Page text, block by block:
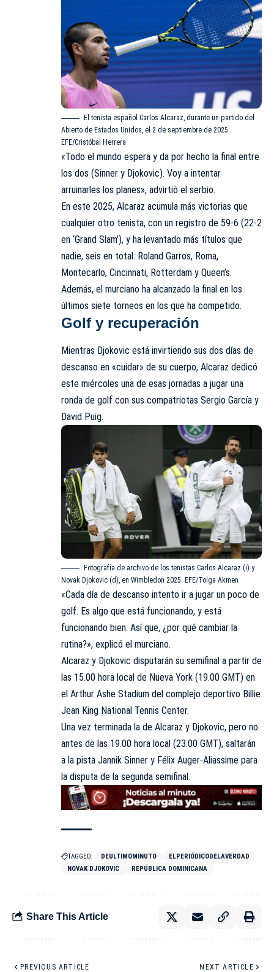
El tenista español Carlos Alcaraz, durante un partido del
Abierto de Estados Unidos, el 2 de septiembre de 2025.
EFE/Cristóbal Herrera
«Todo el mundo espera y da por hecho la final entre
los dos (Sinner y Djokovic). Voy a intentar
arruinarles los planes», advirtió el serbio.
En este 2025, Alcaraz acumula más victorias que
cualquier otro tenista, con un registro de 59-6 (22-2
en ‘Grand Slam’), y ha levantado más títulos que
nadie, seis en total: Roland Garros, Roma,
Montecarlo, Cincinnati, Rotterdam y Queen’s.
Además, el murciano ha alcanzado la final en los
últimos siete torneos en los que ha competido.
Golf y recuperación
Mientras Djokovic está invirtiendo sus dos días de
descanso en «cuidar» de su cuerpo, Alcaraz dedicó
este miércoles una de esas jornadas a jugar una
ronda de golf con sus compatriotas Sergio García y
David Puig.
Fotografía de archivo de los tenistas Carlos Alcaraz (i) y
Novak Djokovic (d), en Wimbledon 2025. EFE/Tolga Akmen
«Cada día de descanso intento ir a jugar un poco de
golf. Es algo que está funcionando, y está
funcionando bien. Así que, ¿por qué cambiar la
rutina?», explicó el murciano.
Alcaraz y Djokovic disputarán su semifinal a partir de
las 15.00 hora local de Nueva York (19.00 GMT) en
el Arthur Ashe Stadium del complejo deportivo Billie
Jean King National Tennis Center.
Una vez terminada la de Alcaraz y Djokovic, pero no
antes de las 19.00 hora local (23.00 GMT), saltarán
a la pista Jannik Sinner y Félix Auger-Aliassime para
la disputa de la segunda semifinal.
TAGGED: DEULTIMOMINUTO
ELPERIÓDICODELAVERDAD
NOVAK DJOKOVIC
REPÚBLICA DOMINICANA
Share This Article
PREVIOUS ARTICLE NEXT ARTICLE